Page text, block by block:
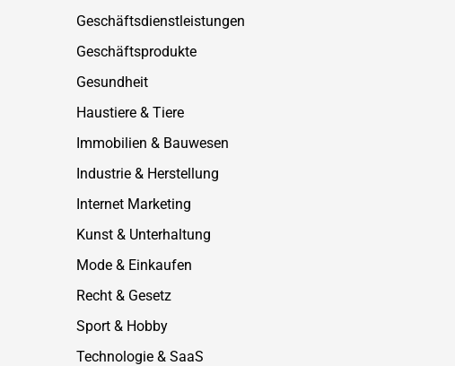
Geschäftsdienstleistungen
Geschäftsprodukte
Gesundheit
Haustiere & Tiere
Immobilien & Bauwesen
Industrie & Herstellung
Internet Marketing
Kunst & Unterhaltung
Mode & Einkaufen
Recht & Gesetz
Sport & Hobby
Technologie & SaaS